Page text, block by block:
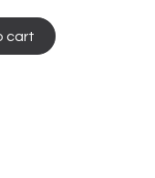
cart